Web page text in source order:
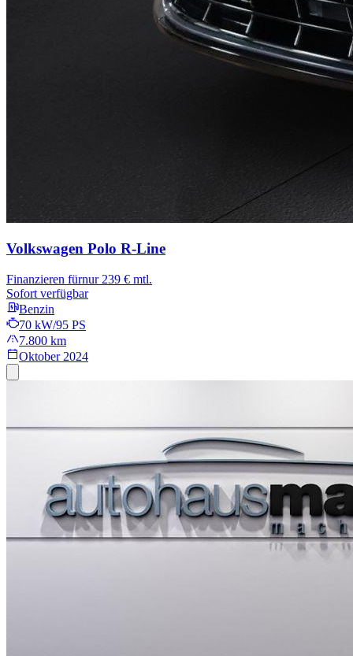
Volkswagen Polo R-Line
Finanzieren fürnur 239 € mtl.
Sofort verfügbar
Benzin
70 kW/95 PS
7.800 km
Oktober 2024